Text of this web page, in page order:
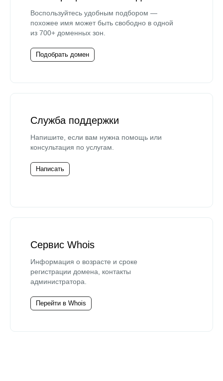
Воспользуйтесь удобным подбором —
похожее имя может быть свободно в одной
из 700+ доменных зон.
Подобрать домен
Служба поддержки
Напишите, если вам нужна помощь или
консультация по услугам.
Написать
Сервис Whois
Информация о возрасте и сроке
регистрации домена, контакты
администратора.
Перейти в Whois